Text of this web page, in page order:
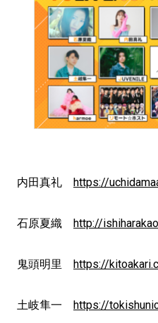
内田真礼 https://
石原夏織 http://
鬼頭明里 https://
土岐隼一 https://